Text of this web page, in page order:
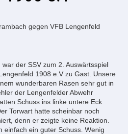
der SSV zum 2. Auswärtsspiel
1908 e.V zu Gast. Unsere
wunderbaren Rasen sehr gut in
der Lengenfelder Abwehr
Schuss ins linke untere Eck
Torwart hatte scheinbar noch
denn er zeigte keine Reaktion.
einfach ein guter Schuss. Wenig